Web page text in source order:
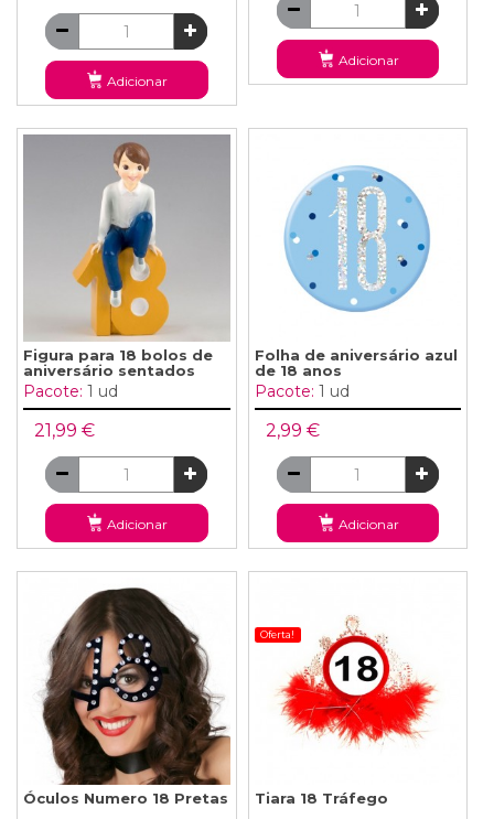
Adicionar
Adicionar
Figura para 18 bolos de
aniversário sentados
Pacote: 1 ud
21,99 €
Adicionar
Folha de aniversário azul
de 18 anos
Pacote: 1 ud
2,99 €
Adicionar
Óculos Numero 18 Pretas
Oferta!
Tiara 18 Tráfego